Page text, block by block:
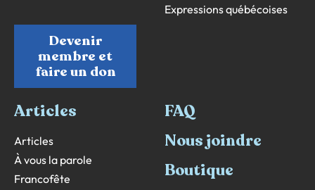
Devenir
membre et
faire un don
Expressions québécoises
Articles
Articles
À vous la parole
Francofête
FAQ
Nous joindre
Boutique